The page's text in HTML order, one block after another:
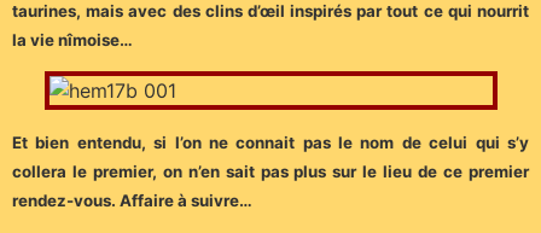
taurines, mais avec des clins d’œil inspirés par tout ce qui nourrit
la vie nîmoise…
Et bien entendu, si l’on ne connait pas le nom de celui qui s’y
collera le premier, on n’en sait pas plus sur le lieu de ce premier
rendez-vous. Affaire à suivre…